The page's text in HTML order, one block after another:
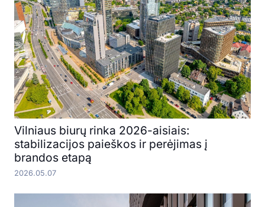
Vilniaus biurų rinka 2026-aisiais:
stabilizacijos paieškos ir perėjimas į
brandos etapą
2026.05.07